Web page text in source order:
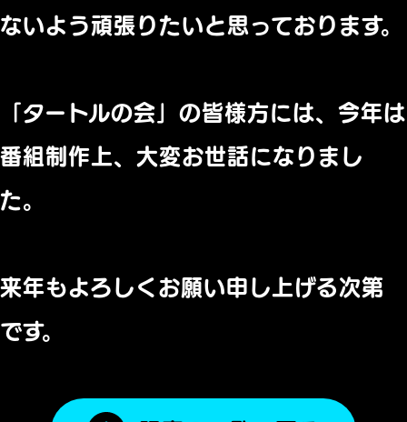
ないよう頑張りたいと思っております。
「タートルの会」の皆様方には、今年は
番組制作上、大変お世話になりまし
た。
来年もよろしくお願い申し上げる次第
です。